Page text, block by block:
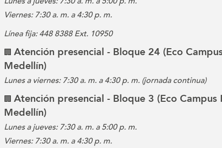
Viernes: 7:30 a. m. a 4:30 p. m.
Línea fija: 448 8388 Ext. 10950
🏢 Atención presencial - Bloque 24 (Eco
Medellín)
Lunes a viernes: 7:30 a. m. a 4:30 p. m. (jornada continua)
🏢 Atención presencial - Bloque 3 (Eco Campus
Medellín)
Lunes a jueves: 7:30 a. m. a 5:00 p. m.
Viernes: 7:30 a. m. a 4:30 p. m.